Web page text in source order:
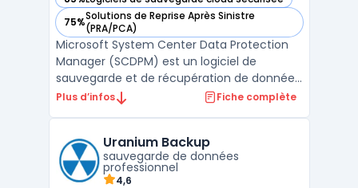
— voir Microsoft System Center Data Protection Manager
75%Solutions de Reprise Après Sinistre
(PRA/PCA)
— voir Microsoft System Center Data Protection Manager
Microsoft System Center Data Protection
Manager (SCDPM) est un logiciel de
sauvegarde et de récupération de données
pour les systèmes Microsoft. Il offre une
applications et les workloads virtualisés.
Avec des fonction ...
Plus d’infos Fiche complète
Uranium Backup
sauvegarde de données
professionnel
4,6